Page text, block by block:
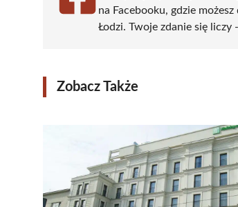
na Facebooku, gdzie
Łodzi. Twoje zdanie się liczy
Zobacz Także